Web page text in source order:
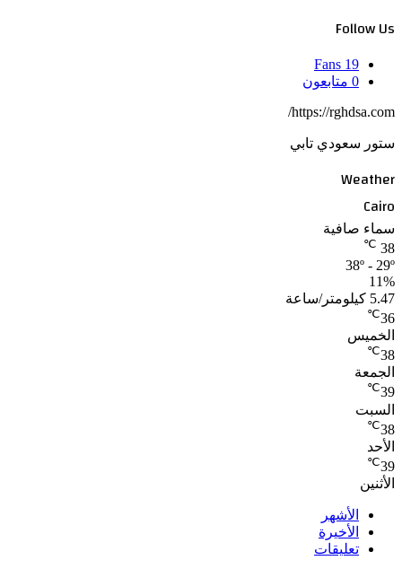
Follow Us
19
Fans
0 متابعون
https://rghdsa.com/
ستور سعودي تابي
Weather
Cairo
سماء صافية
38
℃
38º - 29º
11%
5.47 كيلومتر/ساعة
36
℃
الخميس
38
℃
الجمعة
39
℃
السبت
38
℃
الأحد
39
℃
الأثنين
الأشهر
الأخيرة
تعليقات